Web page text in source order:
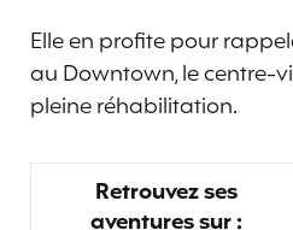
Elle en profite pour
au Downtown, le centre-
pleine réhabilitation.
Retrouvez ses
aventures sur :